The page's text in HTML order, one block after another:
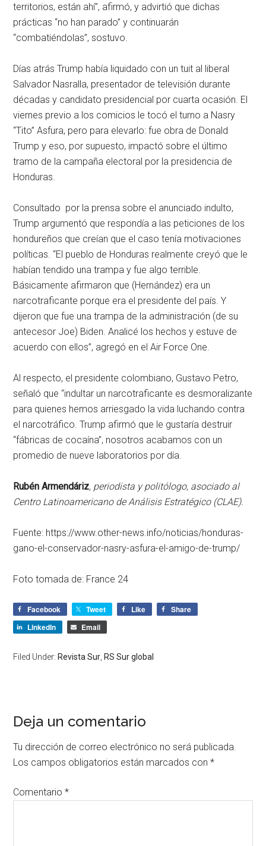
territorios, están ahí”, afirmó, y advirtió que dichas
prácticas “no han parado” y continuarán
“combatiéndolas”, sostuvo.
Días atrás Trump había liquidado con un tuit al liberal
Salvador Nasralla, presentador de televisión durante
décadas y candidato presidencial por cuarta ocasión. El
viernes previo a los comicios le tocó el turno a Nasry
“Tito” Asfura, pero para elevarlo: fue obra de Donald
Trump y eso, por supuesto, impactó sobre el último
tramo de la campaña electoral por la presidencia de
Honduras.
Consultado por la prensa sobre el anunciado indulto,
Trump argumentó que respondía a las peticiones de los
hondureños que creían que el caso tenía motivaciones
políticas. “El pueblo de Honduras realmente creyó que le
habían tendido una trampa y fue algo terrible.
Básicamente afirmaron que (Hernández) era un
narcotraficante porque era el presidente del país. Y
dijeron que fue una trampa de la administración (de su
antecesor Joe) Biden. Analicé los hechos y estuve de
acuerdo con ellos”, agregó en el Air Force One.
Al respecto, el presidente colombiano, Gustavo Petro,
señaló que “indultar un narcotraficante es desmoralizante
para quienes hemos arriesgado la vida luchando contra
el narcotráfico. Trump afirmó que le gustaría destruir
“fábricas de cocaína”, nosotros acabamos con un
promedio de nueve laboratorios por día.
Rubén Armendáriz, periodista y politólogo, asociado al
Centro Latinoamericano de Análisis Estratégico (CLAE).
Fuente: https://www.other-news.info/noticias/honduras-
gano-el-conservador-nasry-asfura-el-amigo-de-trump/
Foto tomada de: France 24
Facebook Tweet Like
Share
LinkedIn
Email
Filed Under: Revista Sur RS Sur global
Deja un comentario
Tu dirección de correo electrónico no será publicada.
Los campos obligatorios están marcados con*
Comentario*